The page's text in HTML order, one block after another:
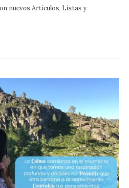
nuevos Artículos, Listas y